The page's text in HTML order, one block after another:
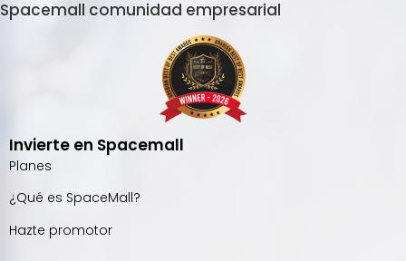
Spacemall comunidad empresarial
Invierte en Spacemall
Planes
¿Qué es SpaceMall?
Hazte promotor